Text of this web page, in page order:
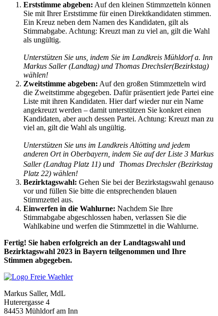
Erststimme abgeben: Auf den kleinen Stimmzetteln können
Sie mit Ihrer Erststimme für einen Direktkandidaten stimmen.
Ein Kreuz neben dem Namen des Kandidaten, gilt als
Stimmabgabe. Achtung: Kreuzt man zu viel an, gilt die Wahl
als ungültig.
Unterstützen Sie uns, indem Sie im Landkreis Mühldorf a. Inn
Markus Saller (Landtag) und Thomas Drechsler(Bezirkstag)
wählen!
Zweitstimme abgeben: Auf den großen Stimmzetteln wird
die Zweitstimme abgegeben. Dafür präsentiert jede Partei eine
Liste mit ihren Kandidaten. Hier darf wieder nur ein Name
angekreuzt werden – damit unterstützen Sie konkret einen
Kandidaten, aber auch dessen Partei. Achtung: Kreuzt man zu
viel an, gilt die Wahl als ungültig.
Unterstützen Sie uns im Landkreis Altötting und jedem
anderen Ort in Oberbayern, indem Sie auf der Liste 3 Markus
Saller (Landtag Platz 11) und Thomas Drechsler (Bezirkstag
Platz 22) wählen!
Bezirktagswahl: Gehen Sie bei der Bezirkstagswahl genauso
vor und füllen Sie bitte die entsprechenden blauen
Stimmzettel aus.
Einwerfen in die Wahlurne: Nachdem Sie Ihre
Stimmabgabe abgeschlossen haben, verlassen Sie die
Wahlkabine und werfen die Stimmzettel in die Wahlurne.
Fertig! Sie haben erfolgreich an der Landtagswahl und
Bezirktagswahl 2023 in Bayern teilgenommen und Ihre
Stimmen abgegeben.
Markus Saller, MdL
Huterergasse 4
84453 Mühldorf am Inn